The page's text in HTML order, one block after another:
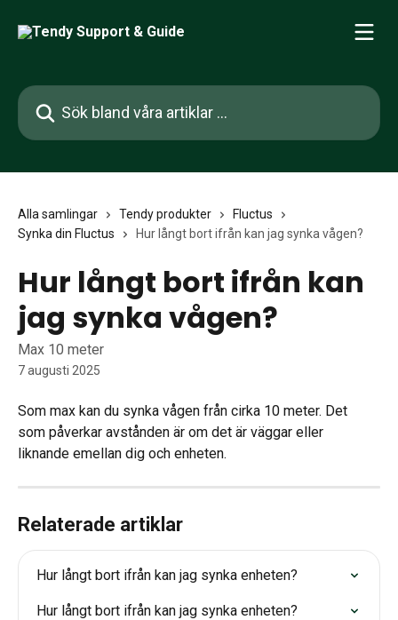
Sök bland våra artiklar …
Alla samlingar Tendy produkter
Fluctus
Synka din Fluctus
Hur långt bort ifrån kan jag synka vågen?
Hur långt bort ifrån kan
jag synka vågen?
Max 10 meter
7 augusti 2025
Som max kan du synka vågen från cirka 10 meter. Det
som påverkar avstånden är om det är väggar eller
liknande emellan dig och enheten.
Relaterade artiklar
Hur långt bort ifrån kan jag synka enheten?
Hur långt bort ifrån kan jag synka enheten?